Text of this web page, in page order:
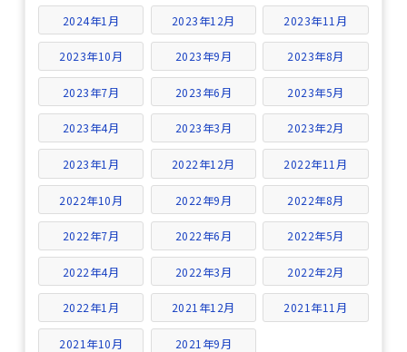
2024年1月 2023年12月 2023年11月
2023年10月 2023年9月 2023年8月
2023年7月 2023年6月 2023年5月
2023年4月 2023年3月 2023年2月
2023年1月 2022年12月 2022年11月
2022年10月 2022年9月 2022年8月
2022年7月 2022年6月 2022年5月
2022年4月 2022年3月 2022年2月
2022年1月 2021年12月 2021年11月
2021年10月 2021年9月